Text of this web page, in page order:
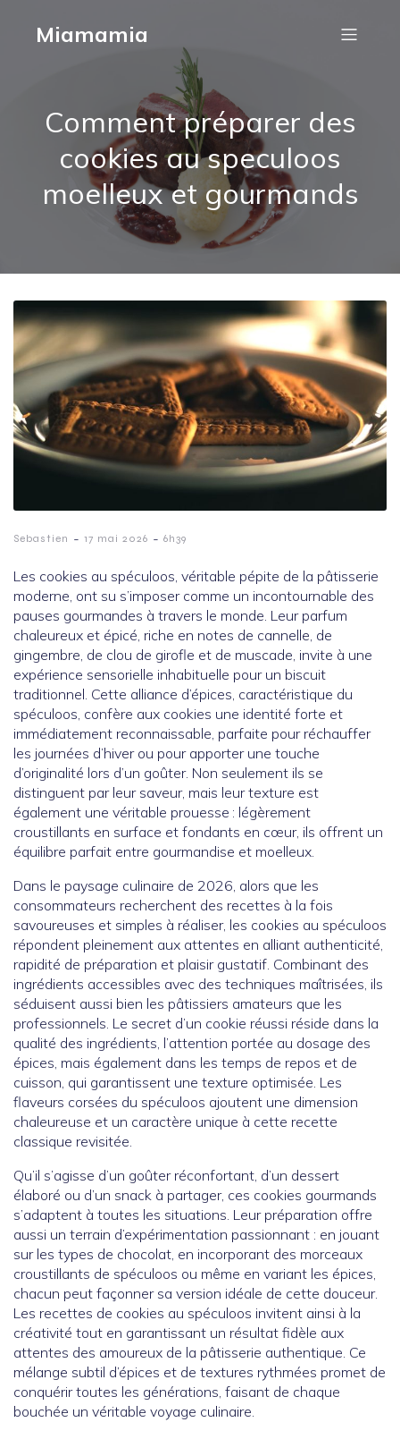
Miamamia
Comment préparer des
cookies au speculoos
moelleux et gourmands
Sebastien - 17 mai 2026 - 6h39
Les cookies au spéculoos, véritable pépite de la pâtisserie
moderne, ont su s’imposer comme un incontournable des
pauses gourmandes à travers le monde. Leur parfum
chaleureux et épicé, riche en notes de cannelle, de
gingembre, de clou de girofle et de muscade, invite à une
expérience sensorielle inhabituelle pour un biscuit
traditionnel. Cette alliance d’épices, caractéristique du
spéculoos, confère aux cookies une identité forte et
immédiatement reconnaissable, parfaite pour réchauffer
les journées d’hiver ou pour apporter une touche
d’originalité lors d’un goûter. Non seulement ils se
distinguent par leur saveur, mais leur texture est
également une véritable prouesse : légèrement
croustillants en surface et fondants en cœur, ils offrent un
équilibre parfait entre gourmandise et moelleux.
Dans le paysage culinaire de 2026, alors que les
consommateurs recherchent des recettes à la fois
savoureuses et simples à réaliser, les cookies au spéculoos
répondent pleinement aux attentes en alliant authenticité,
rapidité de préparation et plaisir gustatif. Combinant des
ingrédients accessibles avec des techniques maîtrisées, ils
séduisent aussi bien les pâtissiers amateurs que les
professionnels. Le secret d’un cookie réussi réside dans la
qualité des ingrédients, l’attention portée au dosage des
épices, mais également dans les temps de repos et de
cuisson, qui garantissent une texture optimisée. Les
flaveurs corsées du spéculoos ajoutent une dimension
chaleureuse et un caractère unique à cette recette
classique revisitée.
Qu’il s’agisse d’un goûter réconfortant, d’un dessert
élaboré ou d’un snack à partager, ces cookies gourmands
s’adaptent à toutes les situations. Leur préparation offre
aussi un terrain d’expérimentation passionnant : en jouant
sur les types de chocolat, en incorporant des morceaux
croustillants de spéculoos ou même en variant les épices,
chacun peut façonner sa version idéale de cette douceur.
Les recettes de cookies au spéculoos invitent ainsi à la
créativité tout en garantissant un résultat fidèle aux
attentes des amoureux de la pâtisserie authentique. Ce
mélange subtil d’épices et de textures rythmées promet de
conquérir toutes les générations, faisant de chaque
bouchée un véritable voyage culinaire.